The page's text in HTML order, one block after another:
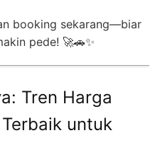
booking sekarang—biar
pede! 🚀🚗✨
Tren Harga
untuk